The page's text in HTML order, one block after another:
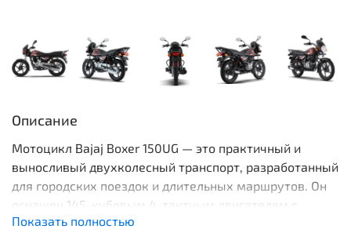
Описание
Мотоцикл Bajaj Boxer 150UG — это практичный и
выносливый двухколесный транспорт, разработанный
для городских поездок и длительных маршрутов. Он
оснащен 145-кубовым 4-тактным двигателем с
воздушным охлаждением, выдающим 12 л.с. при 7500
Показать полностью